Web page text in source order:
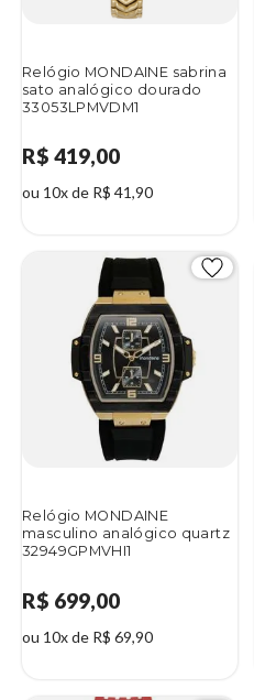
Relógio MONDAINE sabrina
sato analógico dourado
33053LPMVDM1
R$ 419,00
ou 10x de R$ 41,90
Relógio MONDAINE
masculino analógico quartz
32949GPMVHI1
R$ 699,00
ou 10x de R$ 69,90